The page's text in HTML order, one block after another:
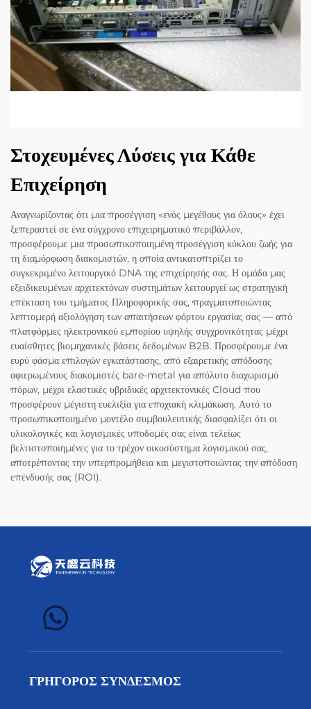
Στοχευμένες Λύσεις για Κάθε
Επιχείρηση
Αναγνωρίζοντας ότι μια προσέγγιση «ενός μεγέθους για όλους» έχει
ξεπεραστεί σε ένα σύγχρονο επιχειρηματικό περιβάλλον,
προσφέρουμε μια προσωπικοποιημένη προσέγγιση κύκλου ζωής για
τη διαμόρφωση διακομιστών, η οποία αντικατοπτρίζει το
συγκεκριμένο λειτουργικό DNA της επιχείρησής σας. Η ομάδα μας
εξειδικευμένων αρχιτεκτόνων συστημάτων λειτουργεί ως στρατηγική
επέκταση του τμήματος Πληροφορικής σας, πραγματοποιώντας
λεπτομερή αξιολόγηση των απαιτήσεων φόρτου εργασίας σας — από
πλατφόρμες ηλεκτρονικού εμπορίου υψηλής συγχρονικότητας μέχρι
ευαίσθητες βιομηχανικές βάσεις δεδομένων B2B. Προσφέρουμε ένα
ευρύ φάσμα επιλογών εγκατάστασης, από εξαιρετικής απόδοσης
αφιερωμένους διακομιστές bare-metal για απόλυτο διαχωρισμό
πόρων, μέχρι ελαστικές υβριδικές αρχιτεκτονικές Cloud που
προσφέρουν μέγιστη ευελιξία για εποχιακή κλιμάκωση. Αυτό το
προσωπικοποιημένο μοντέλο συμβουλευτικής διασφαλίζει ότι οι
υλικολογικές και λογισμικές υποδομές σας είναι τελείως
βελτιστοποιημένες για το τρέχον οικοσύστημα λογισμικού σας,
αποτρέποντας την υπερπρομήθεια και μεγιστοποιώντας την απόδοση
επένδυσής σας (ROI).
ΓΡΗΓΟΡΟΣ ΣΥΝΔΕΣΜΟΣ